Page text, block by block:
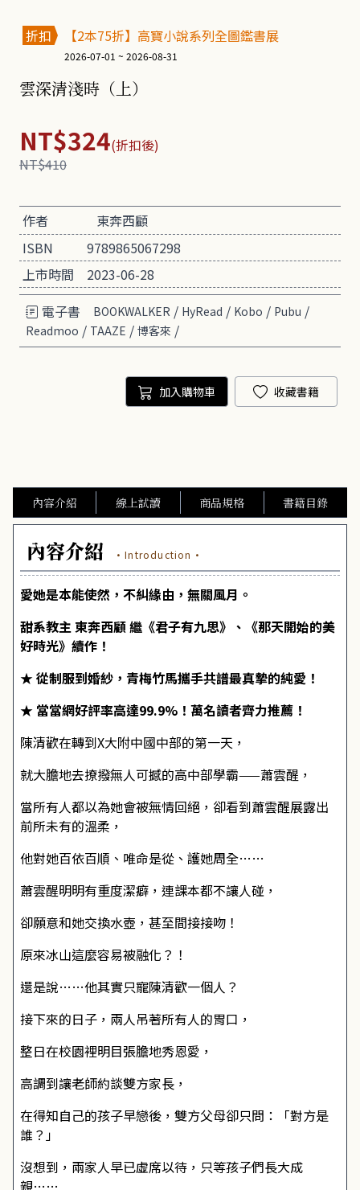
折扣 【2本75折】高寶小說系列全圖鑑書展
2026-07-01 ~ 2026-08-31
雲深清淺時（上）
NT$324(折扣後)
NT$410
作者
東奔西顧
ISBN
9789865067298
上市時間
2023-06-28
電子書
BOOKWALKER / HyRead / Kobo / Pubu /
Readmoo / TAAZE / 博客來 /
加入購物車 收藏書籍
內容介紹 線上試讀 商品規格 書籍目錄
內容介紹 ·Introduction·
愛她是本能使然，不糾緣由，無關風月。
甜系教主 東奔西顧 繼《君子有九思》、《那天開始的美
好時光》續作！
★ 從制服到婚紗，青梅竹馬攜手共譜最真摯的純愛！
★ 當當網好評率高達99.9%！萬名讀者齊力推薦！
陳清歡在轉到X大附中國中部的第一天，
就大膽地去撩撥無人可撼的高中部學霸——蕭雲醒，
當所有人都以為她會被無情回絕，卻看到蕭雲醒展露出
前所未有的溫柔，
他對她百依百順、唯命是從、護她周全……
蕭雲醒明明有重度潔癖，連課本都不讓人碰，
卻願意和她交換水壺，甚至間接接吻！
原來冰山這麼容易被融化？！
還是說……他其實只寵陳清歡一個人？
接下來的日子，兩人吊著所有人的胃口，
整日在校園裡明目張膽地秀恩愛，
高調到讓老師約談雙方家長，
在得知自己的孩子早戀後，雙方父母卻只問：「對方是
誰？」
沒想到，兩家人早已虛席以待，只等孩子們長大成
親……